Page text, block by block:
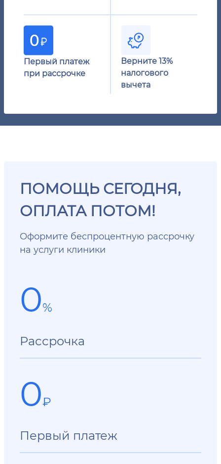
Первый платеж
при рассрочке
Верните 13%
налогового
вычета
ПОМОЩЬ СЕГОДНЯ,
ОПЛАТА ПОТОМ!
Оформите беспроцентную рассрочку
на услуги клиники
0%
Рассрочка
0₽
Первый платеж